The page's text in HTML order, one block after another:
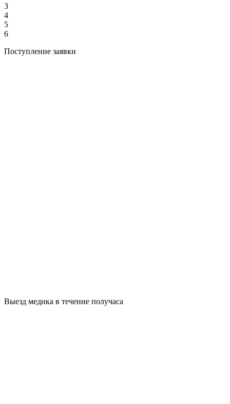
3
4
5
6
Поступление заявки
Выезд медика в течение получаса